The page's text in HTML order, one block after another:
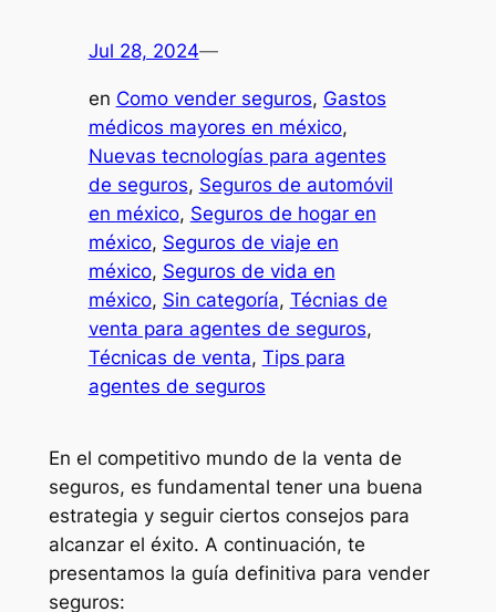
Jul 28, 2024—
en Como vender seguros, Gastos
médicos mayores en méxico
Nuevas tecnologías para agentes
de seguros, Seguros de automóvil
en méxico, Seguros de hogar en
méxico, Seguros de viaje en
méxico, Seguros de vida en
méxico, Sin categoría, Técnias de
venta para agentes de seguros
Técnicas de venta, Tips para
agentes de seguros
En el competitivo mundo de la venta de
seguros, es fundamental tener una buena
estrategia y seguir ciertos consejos para
alcanzar el éxito. A continuación, te
presentamos la guía definitiva para vender
seguros: